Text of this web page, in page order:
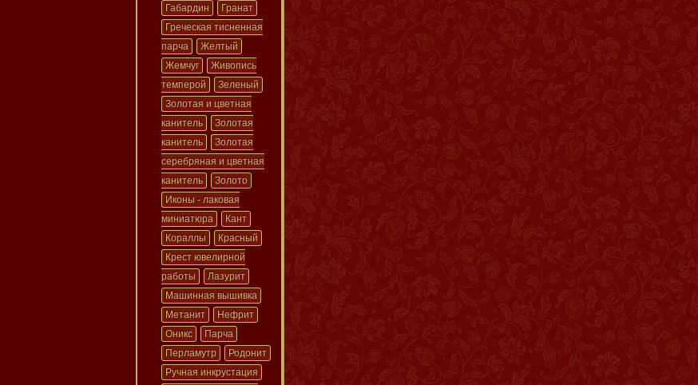
Габардин
Гранат
Греческая тисненная
парча
Желтый
Жемчуг
Живопись
темперой
Зеленый
Золотая и цветная
канитель
Золотая
канитель
Золотая
серебряная и цветная
канитель
Золото
Иконы - лаковая
миниатюра
Кант
Кораллы
Красный
Крест ювелирной
работы
Лазурит
Машинная вышивка
Метанит
Нефрит
Оникс
Парча
Перламутр
Родонит
Ручная инкрустация